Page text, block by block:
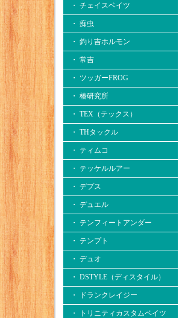
・ チェイスベイツ
・ 痴虫
・ 釣り吉ホルモン
・ 常吉
・ ツッガーFROG
・ 椿研究所
・ TEX（テックス）
・ THタックル
・ ティムコ
・ テッケルルアー
・ デプス
・ デュエル
・ テンフィートアンダー
・ テンプト
・ デュオ
・ DSTYLE（ディスタイル）
・ ドランクレイジー
・ トリニティカスタムベイツ